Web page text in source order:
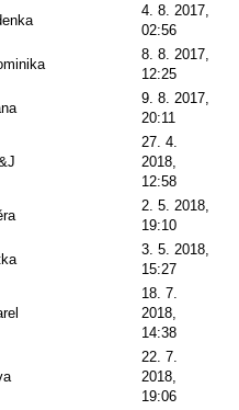
4. 8. 2017,
02:56
8. 8. 2017,
12:25
9. 8. 2017,
20:11
27. 4.
2018,
12:58
2. 5. 2018,
19:10
3. 5. 2018,
15:27
18. 7.
2018,
14:38
22. 7.
2018,
19:06